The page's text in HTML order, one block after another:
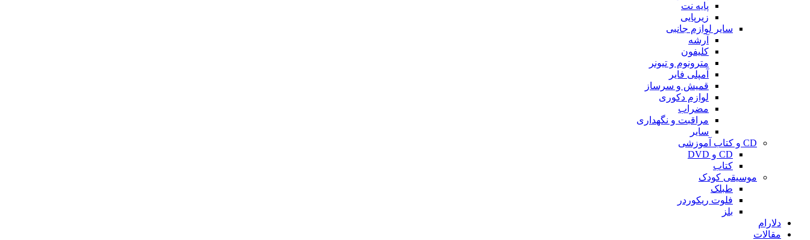
پایه نت
زیرپایی
سایر لوازم جانبی
آرشه
کلیفون
مترونوم و تیونر
آمپلی فایر
قمیش و سرساز
لوازم دکوری
مضراب
مراقبت و نگهداری
سایر
CD و کتاب آموزشی
CD و DVD
کتاب
موسیقی کودک
طبلک
فلوت ریکوردر
بلز
دلارام
مقالات